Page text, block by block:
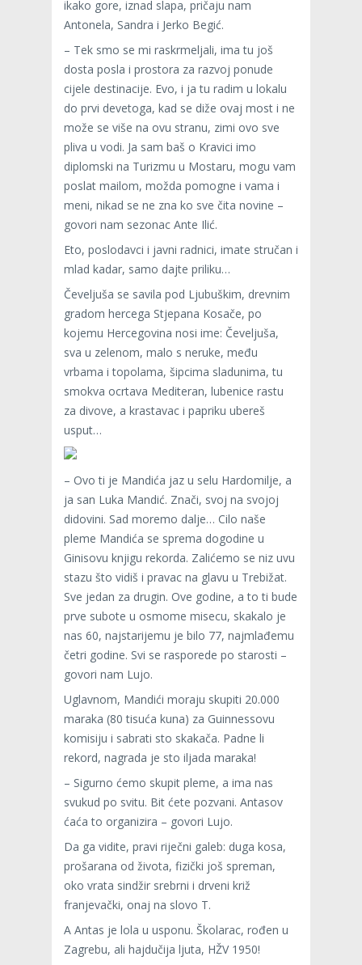
ikako gore, iznad slapa, pričaju nam
Antonela, Sandra i Jerko Begić.
– Tek smo se mi raskrmeljali, ima tu još
dosta posla i prostora za razvoj ponude
cijele destinacije. Evo, i ja tu radim u lokalu
do prvi devetoga, kad se diže ovaj most i ne
može se više na ovu stranu, zimi ovo sve
pliva u vodi. Ja sam baš o Kravici imo
diplomski na Turizmu u Mostaru, mogu vam
poslat mailom, možda pomogne i vama i
meni, nikad se ne zna ko sve čita novine –
govori nam sezonac Ante Ilić.
Eto, poslodavci i javni radnici, imate stručan i
mlad kadar, samo dajte priliku…
Čeveljuša se savila pod Ljubuškim, drevnim
gradom hercega Stjepana Kosače, po
kojemu Hercegovina nosi ime: Čeveljuša,
sva u zelenom, malo s neruke, među
vrbama i topolama, šipcima sladunima, tu
smokva ocrtava Mediteran, lubenice rastu
za divove, a krastavac i papriku ubereš
usput…
– Ovo ti je Mandića jaz u selu Hardomilje, a
ja san Luka Mandić. Znači, svoj na svojoj
didovini. Sad moremo dalje… Cilo naše
pleme Mandića se sprema dogodine u
Ginisovu knjigu rekorda. Zalićemo se niz uvu
stazu što vidiš i pravac na glavu u Trebižat.
Sve jedan za drugin. Ove godine, a to ti bude
prve subote u osmome misecu, skakalo je
nas 60, najstarijemu je bilo 77, najmlađemu
četri godine. Svi se rasporede po starosti –
govori nam Lujo.
Uglavnom, Mandići moraju skupiti 20.000
maraka (80 tisuća kuna) za Guinnessovu
komisiju i sabrati sto skakača. Padne li
rekord, nagrada je sto iljada maraka!
– Sigurno ćemo skupit pleme, a ima nas
svukud po svitu. Bit ćete pozvani. Antasov
ćaća to organizira – govori Lujo.
Da ga vidite, pravi riječni galeb: duga kosa,
prošarana od života, fizički još spreman,
oko vrata sindžir srebrni i drveni križ
franjevački, onaj na slovo T.
A Antas je lola u usponu. Školarac, rođen u
Zagrebu, ali hajdučija ljuta, HŽV 1950!